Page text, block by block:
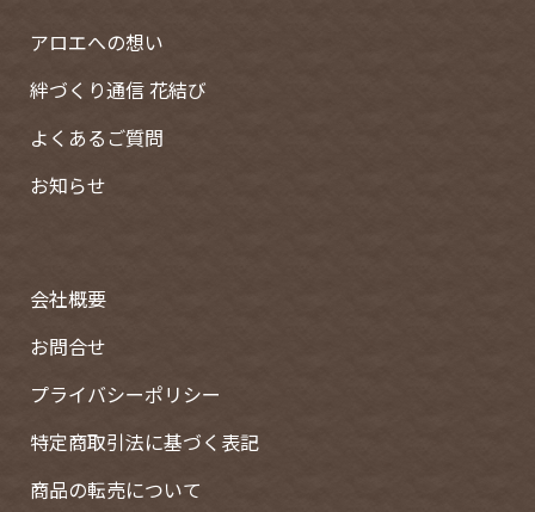
アロエへの想い
絆づくり通信花結び
よくあるご質問
お知らせ
会社概要
お問合せ
プライバシーポリシー
特定商取引法に基づく表記
商品の転売について